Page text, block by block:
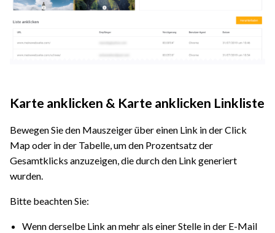
Karte anklicken & Karte anklicken Linkliste
Bewegen Sie den Mauszeiger über einen Link in der Click
Map oder in der Tabelle, um den Prozentsatz der
Gesamtklicks anzuzeigen, die durch den Link generiert
wurden.
Bitte beachten Sie:
Wenn derselbe Link an mehr als einer Stelle in der E-Mail